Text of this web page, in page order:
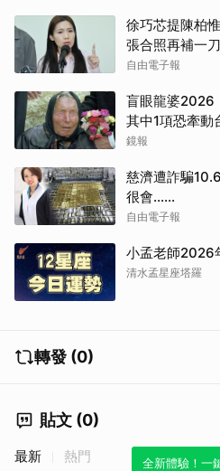
徐巧芯提陳柏
張合照再補一刀
自由電子報
盲眼龍婆2026
其中1項恐牽動
鏡報
慈濟遭詐騙
很會……
自由電子報
小孟老師2026
清水孟星座塔羅
轉發 (0)
貼文 (0)
全新體驗！一
最新 熱門